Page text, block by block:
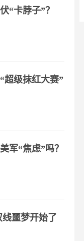
“卡脖子”？
超级抹红大赛”
军“焦虑”吗？
噩梦开始了